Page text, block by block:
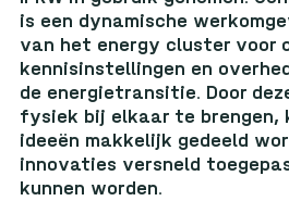
is een dynamische
van het energy cluster voor
kennisinstellingen en
de energietransitie. Door
fysiek bij elkaar te brengen,
ideeën makkelijk gedeeld
innovaties versneld
kunnen worden.